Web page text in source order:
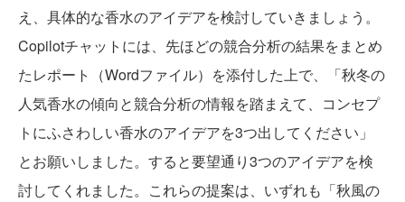
え、具体的な香水のアイデアを検討していきましょう。
Copilotチャットには、先ほどの競合分析の結果をまとめ
たレポート（Wordファイル）を添付した上で、「秋冬の
人気香水の傾向と競合分析の情報を踏まえて、コンセプ
トにふさわしい香水のアイデアを3つ出してください」
とお願いしました。すると要望通り3つのアイデアを検
討してくれました。これらの提案は、いずれも「秋風の